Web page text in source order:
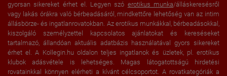
gyorsan sikereket érhet el. Legyen szó erotikus munka/álláskeresésről
vagy lakás órákra való bérbeadásáról, mindkettőre lehetőség van az intim
állásbörze- és ingatlanrovatokban. Az erotikus munkákkal, bérbeadásokkal,
kiszolgáló személyzettel kapcsolatos ajánlatokat és kereséseket
tartalmazó, állandóan aktuális adatbázis használatával gyors sikereket
érhet el. A Kollegin.hu oldalon teljes ingatlanok és üzletek, pl. erotikus
klubok adásvétele is lehetséges. Magas látogatottságú hirdetési
rovatainkkal könnyen elérheti a kívánt célcsoportot. A rovatkategóriák a